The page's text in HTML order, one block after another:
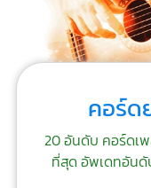
คอร์ด
20 อันดับ คอร์ดเ
ที่สุด อัพเดทอัน